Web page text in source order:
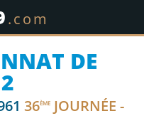
.com
DE
36ÈME JOURNÉE -